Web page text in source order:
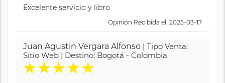
Excelente servicio y libro
Opinión Recibida el: 2025-03-17
Juan Agustin Vergara Alfonso | Tipo Venta:
Sitio Web | Destino: Bogotá - Colombia
★★★★★